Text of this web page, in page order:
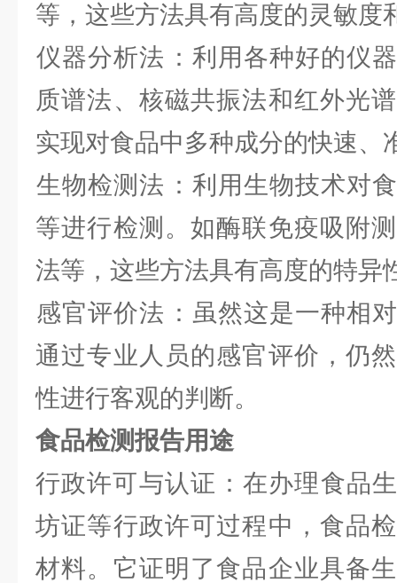
等，这些方法具有高度的灵敏度
仪器分析法‌：利用各种好的仪
质谱法、核磁共振法和红外光
实现对食品中多种成分的快速、
生物检测法‌：利用生物技术对
等进行检测。如酶联免疫吸附
法等，这些方法具有高度的特异
感官评价法‌：虽然这是一种相
通过专业人员的感官评价，仍
性进行客观的判断。
食品检测报告用途
行政许可与认证‌：在办理食品
坊证等行政许可过程中，食品
材料。它证明了食品企业具备